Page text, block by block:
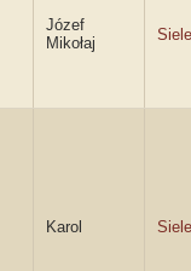
Józef
Mikołaj
Karol